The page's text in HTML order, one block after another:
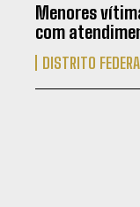
Menores
com
DISTRITO